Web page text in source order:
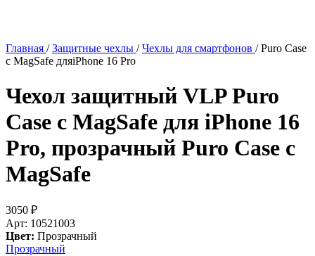
Главная / Защитные чехлы / Чехлы для смартфонов / Puro Case
с MagSafe дляiPhone 16 Pro
Чехол защитный VLP Puro
Case с MagSafe для iPhone 16
Pro, прозрачный Puro Case с
MagSafe
3050 ₽
Арт: 10521003
Цвет: Прозрачный
Прозрачный